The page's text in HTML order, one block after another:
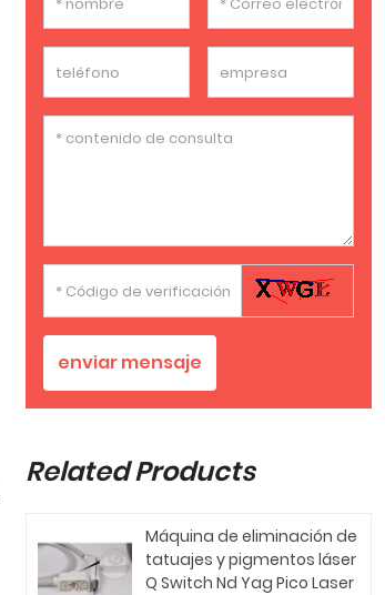
enviar mensaje
Related Products
Máquina de eliminación de
tatuajes y pigmentos láser
Q Switch Nd Yag Pico Laser